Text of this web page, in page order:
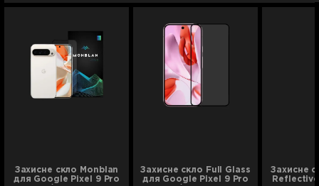
Захисне скло Monblan
для Google Pixel 9 Pro
Захисне скло Full Glass
для Google Pixel 9 Pro
Захисне